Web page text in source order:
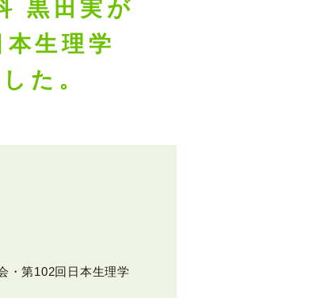
黒田実が
生理学
た。
・第102回日本生理学